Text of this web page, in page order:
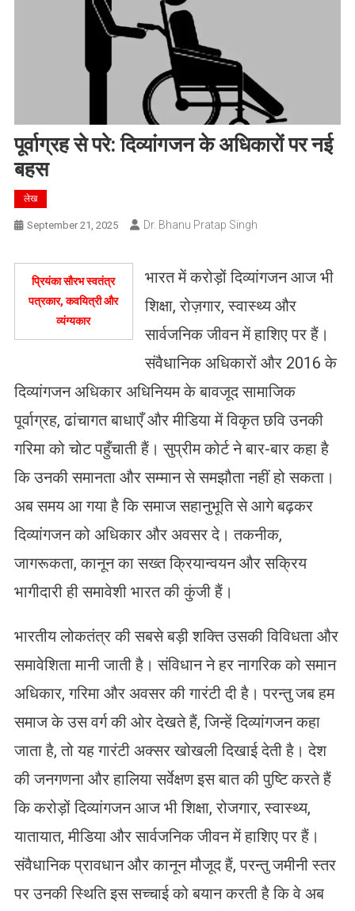
पूर्वाग्रह से परे: दिव्यांगजन के अधिकारों पर नई
बहस
लेख
September 21, 2025 Dr. Bhanu Pratap Singh
प्रियंका सौरभ स्वतंत्र
पत्रकार, कवयित्री और
व्यंग्यकार
भारत में करोड़ों दिव्यांगजन आज भी
शिक्षा, रोज़गार, स्वास्थ्य और
सार्वजनिक जीवन में हाशिए पर हैं।
संवैधानिक अधिकारों और 2016 के
दिव्यांगजन अधिकार अधिनियम के बावजूद सामाजिक
पूर्वाग्रह, ढांचागत बाधाएँ और मीडिया में विकृत छवि उनकी
गरिमा को चोट पहुँचाती हैं। सुप्रीम कोर्ट ने बार-बार कहा है
कि उनकी समानता और सम्मान से समझौता नहीं हो सकता।
अब समय आ गया है कि समाज सहानुभूति से आगे बढ़कर
दिव्यांगजन को अधिकार और अवसर दे। तकनीक,
जागरूकता, कानून का सख्त क्रियान्वयन और सक्रिय
भागीदारी ही समावेशी भारत की कुंजी हैं।
भारतीय लोकतंत्र की सबसे बड़ी शक्ति उसकी विविधता और
समावेशिता मानी जाती है। संविधान ने हर नागरिक को समान
अधिकार, गरिमा और अवसर की गारंटी दी है। परन्तु जब हम
समाज के उस वर्ग की ओर देखते हैं, जिन्हें दिव्यांगजन कहा
जाता है, तो यह गारंटी अक्सर खोखली दिखाई देती है। देश
की जनगणना और हालिया सर्वेक्षण इस बात की पुष्टि करते हैं
कि करोड़ों दिव्यांगजन आज भी शिक्षा, रोजगार, स्वास्थ्य,
यातायात, मीडिया और सार्वजनिक जीवन में हाशिए पर हैं।
संवैधानिक प्रावधान और कानून मौजूद हैं, परन्तु जमीनी स्तर
पर उनकी स्थिति इस सच्चाई को बयान करती है कि वे अब